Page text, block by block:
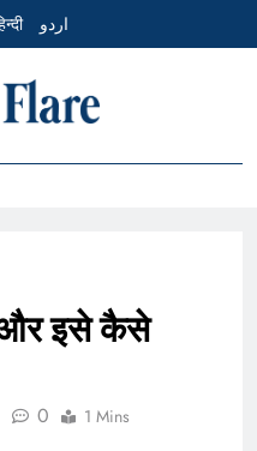
اردو
– Times
और इसे कैसे
0 1 Mins